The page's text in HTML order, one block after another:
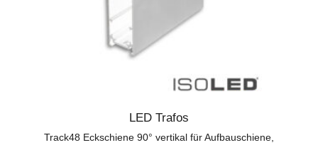
LED Trafos
Track48 Eckschiene 90° vertikal für Aufbauschiene,